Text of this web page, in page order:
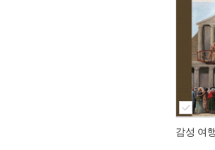
감성 여